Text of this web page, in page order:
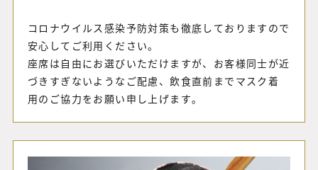
コロナウイルス感染予防対策も徹底 しておりますので
安心してご利用ください。
座席は自由にお選びいただけますが、 お客様同士が近
づきすぎない よう な ご配慮 、飲食直前まで マスク着
用のご協力をお願い 申し上げます｡